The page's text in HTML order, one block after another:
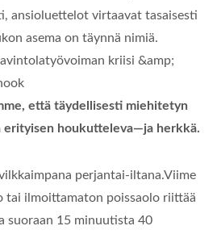
ansioluettelot virtaavat tasaisesti
asema on täynnä nimiä.
että täydellisesti miehitetyn
erityisen houkutteleva—ja herkkä.
perjantai-iltana.Viime
tai ilmoittamaton poissaolo riittää
suoraan 15 minuutista 40